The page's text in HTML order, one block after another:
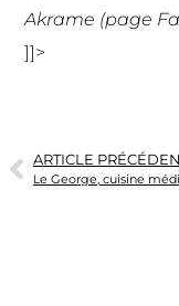
Akrame (page
]]>
ARTICLE